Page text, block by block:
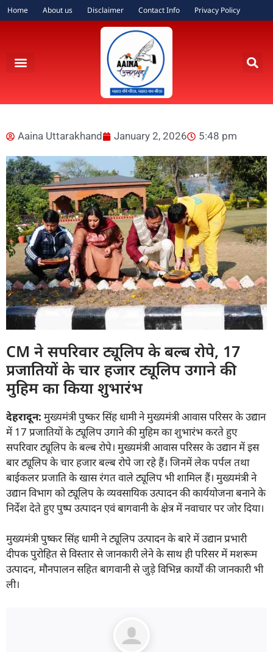
Home About us Disclaimer Contact Info Privacy Policy
Aaina Uttarakhand January 2, 2026 5:48 pm
CM ने सपरिवार ट्यूलिप के बल्ब रोपे, 17
प्रजातियों के चार हजार ट्यूलिप उगाने की
मुहिम का किया शुभारंभ
देहरादून: मुख्यमंत्री पुष्कर सिंह धामी ने मुख्यमंत्री आवास परिसर के उद्यान
में 17 प्रजातियों के ट्यूलिप उगाने की मुहिम का शुभारंभ करते हुए
सपरिवार ट्यूलिप के बल्ब रोपे। मुख्यमंत्री आवास परिसर के उद्यान में इस
बार ट्यूलिप के चार हजार बल्ब रोपे जा रहे हैं। जिनमें लेक पर्पल तथा
बाईकलर प्रजाति के खास रंगत वाले ट्यूलिप भी शामिल हैं। मुख्यमंत्री ने
उद्यान विभाग को ट्यूलिप के व्यवसायिक उत्पादन की कार्ययोजना बनाने के
निर्देश देते हुए पुष्प उत्पादन एवं बागवानी के क्षेत्र में नवाचार पर जोर दिया।
मुख्यमंत्री पुष्कर सिंह धामी ने ट्यूलिप उत्पादन के बारे में उद्यान प्रभारी
दीपक पुरोहित से विस्तार से जानकारी लेने के साथ ही परिसर में मशरूम
उत्पादन, मौनपालन सहित बागवानी से जुड़े विभिन्न कार्यों की जानकारी भी
ली।